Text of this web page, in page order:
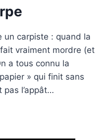
un carpiste : quand la
vraiment mordre (et
a tous connu la
» qui finit sans
pas l’appât…